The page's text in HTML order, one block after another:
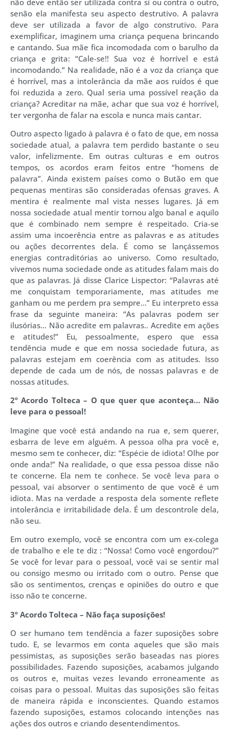
senão ela manifesta seu aspecto destrutivo. A palavra
deve ser utilizada a favor de algo construtivo. Para
exemplificar, imaginem uma criança pequena brincando
e cantando. Sua mãe fica incomodada com o barulho da
criança e grita: “Cale-se!! Sua voz é horrível e está
incomodando.” Na realidade, não é a voz da criança que
é horrível, mas a intolerância da mãe aos ruídos é que
foi reduzida a zero. Qual seria uma possível reação da
criança? Acreditar na mãe, achar que sua voz é horrível,
ter vergonha de falar na escola e nunca mais cantar.
Outro aspecto ligado à palavra é o fato de que, em nossa
sociedade atual, a palavra tem perdido bastante o seu
valor, infelizmente. Em outras culturas e em outros
tempos, os acordos eram feitos entre “homens de
palavra”. Ainda existem países como o Butão em que
pequenas mentiras são consideradas ofensas graves. A
mentira é realmente mal vista nesses lugares. Já em
nossa sociedade atual mentir tornou algo banal e aquilo
que é combinado nem sempre é respeitado. Cria-se
assim uma incoerência entre as palavras e as atitudes
ou ações decorrentes dela. É como se lançássemos
energias contraditórias ao universo. Como resultado,
vivemos numa sociedade onde as atitudes falam mais do
que as palavras. Já disse Clarice Lispector: “Palavras até
me conquistam temporariamente, mas atitudes me
ganham ou me perdem pra sempre…” Eu interpreto essa
frase da seguinte maneira: “As palavras podem ser
ilusórias… Não acredite em palavras.. Acredite em ações
e atitudes!” Eu, pessoalmente, espero que essa
tendência mude e que em nossa sociedade futura, as
palavras estejam em coerência com as atitudes. Isso
depende de cada um de nós, de nossas palavras e de
nossas atitudes.
2º Acordo Tolteca – O que quer que aconteça… Não
leve para o pessoal!
Imagine que você está andando na rua e, sem querer,
esbarra de leve em alguém. A pessoa olha pra você e,
mesmo sem te conhecer, diz: “Espécie de idiota! Olhe por
onde anda!” Na realidade, o que essa pessoa disse não
te concerne. Ela nem te conhece. Se você leva para o
pessoal, vai absorver o sentimento de que você é um
idiota. Mas na verdade a resposta dela somente reflete
intolerância e irritabilidade dela. É um descontrole dela,
não seu.
Em outro exemplo, você se encontra com um ex-colega
de trabalho e ele te diz : “Nossa! Como você engordou?”
Se você for levar para o pessoal, você vai se sentir mal
ou consigo mesmo ou irritado com o outro. Pense que
são os sentimentos, crenças e opiniões do outro e que
isso não te concerne.
3º Acordo Tolteca – Não faça suposições!
O ser humano tem tendência a fazer suposições sobre
tudo. E, se levarmos em conta aqueles que são mais
pessimistas, as suposições serão baseadas nas piores
possibilidades. Fazendo suposições, acabamos julgando
os outros e, muitas vezes levando erroneamente as
coisas para o pessoal. Muitas das suposições são feitas
de maneira rápida e inconscientes. Quando estamos
fazendo suposições, estamos colocando intenções nas
ações dos outros e criando desentendimentos.